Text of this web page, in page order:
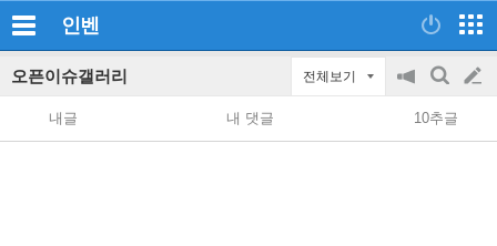
인벤
오픈이슈갤러리 전체보기
공
지
on/off
검
색
글
쓰
내글 내 댓글 10추글